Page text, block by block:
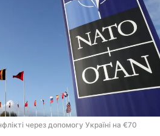
через допомогу Україні на €70